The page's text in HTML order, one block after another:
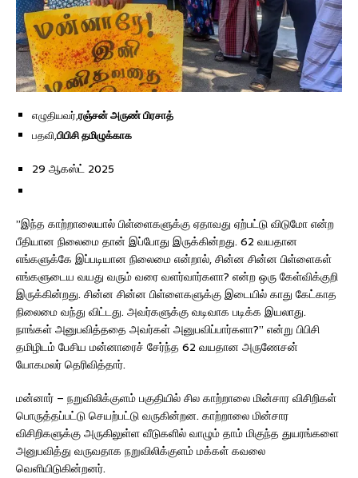
எழுதியவர்,ரஞ்சன் அருண் பிரசாத்
பதவி,பிபிசி தமிழுக்காக
29 ஆகஸ்ட் 2025
”இந்த காற்றாலையால் பிள்ளைகளுக்கு ஏதாவது ஏற்பட்டு விடுமோ என்ற
பீதியான நிலைமை தான் இப்போது இருக்கின்றது. 62 வயதான
எங்களுக்கே இப்படியான நிலைமை என்றால், சின்ன சின்ன பிள்ளைகள்
எங்களுடைய வயது வரும் வரை வளர்வார்களா? என்ற ஒரு கேள்விக்குறி
இருக்கின்றது. சின்ன சின்ன பிள்ளைகளுக்கு இடையில் காது கேட்காத
நிலைமை வந்து விட்டது. அவர்களுக்கு வடிவாக படிக்க இயலாது.
நாங்கள் அனுபவித்ததை அவர்கள் அனுபவிப்பார்களா?” என்று பிபிசி
தமிழிடம் பேசிய மன்னாரைச் சேர்ந்த 62 வயதான அருணேசன்
யோகமலர் தெரிவித்தார்.
மன்னார் – நறுவிலிக்குளம் பகுதியில் சில காற்றாலை மின்சார விசிறிகள்
பொருத்தப்பட்டு செயற்பட்டு வருகின்றன. காற்றாலை மின்சார
விசிறிகளுக்கு அருகிலுள்ள வீடுகளில் வாழும் தாம் மிகுந்த துயரங்களை
அனுபவித்து வருவதாக நறுவிலிக்குளம் மக்கள் கவலை
வெளியிடுகின்றனர்.